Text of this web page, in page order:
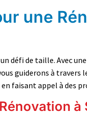
une
défi de taille. Avec
guiderons à
faisant appel à des